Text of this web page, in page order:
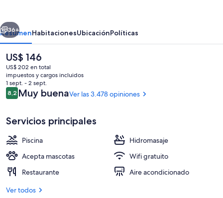
Fort
Walton
Beach
Vista al agua
Siguiente
36+
ResumenHabitacionesUbicaciónPolíticas
El
precio
actual
es
de
US$ 146
US$ 146
US$ 202 en total
impuestos y cargos incluidos
1 sept. - 2 sept.
Opiniones
8,28,2 de 10
Muy buenaVer las 3.478 opiniones
Servicios principales
Piscina
Hidromasaje
Acepta mascotas
Wifi gratuito
Restaurante
Aire acondicionado
Ver todos